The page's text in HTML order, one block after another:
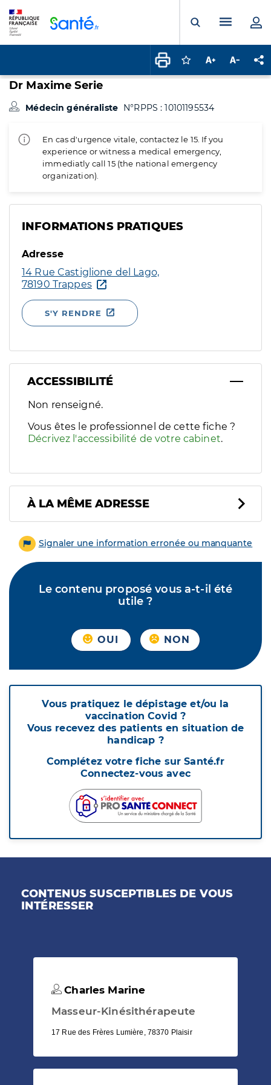
Ouvrir laMenu
Connectez-vous
Augmenter la
Dr Maxime Serie
Médecin généraliste N°RPPS : 10101195534
En cas d'urgence vitale, contactez le 15. If you
experience or witness a medical emergency,
immediatly call 15 (the national emergency
organization).
INFORMATIONS PRATIQUES
Adresse
14 Rue Castiglione del Lago,
78190 Trappes
S'Y RENDRE
ACCESSIBILITÉ
Filtres
Sélectionnez un ou plusieurs handicaps/besoins
Non renseigné.
Vous êtes le professionnel de cette fiche ?
Décrivez l'accessibilité de votre cabinet.
À LA MÊME ADRESSE
Signaler une information erronée ou manquante
Le contenu proposé vous a-t-il été
utile ?
OUI NON
Vous pratiquez le dépistage et/ou la
vaccination Covid ?
Vous recevez des patients en situation de
handicap ?
Complétez votre fiche sur Santé.fr
Connectez-vous avec
CONTENUS SUSCEPTIBLES DE VOUS
INTÉRESSER
Charles Marine
Masseur-Kinésithérapeute
17 Rue des Frères Lumière, 78370 Plaisir